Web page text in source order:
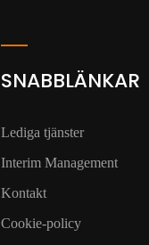
SNABBLÄNKAR
Lediga tjänster
Interim Management
Kontakt
Cookie-policy